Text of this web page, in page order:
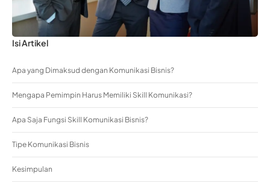
Isi Artikel
Apa yang Dimaksud dengan Komunikasi Bisnis?
Mengapa Pemimpin Harus Memiliki Skill Komunikasi?
Apa Saja Fungsi Skill Komunikasi Bisnis?
Tipe Komunikasi Bisnis
Kesimpulan